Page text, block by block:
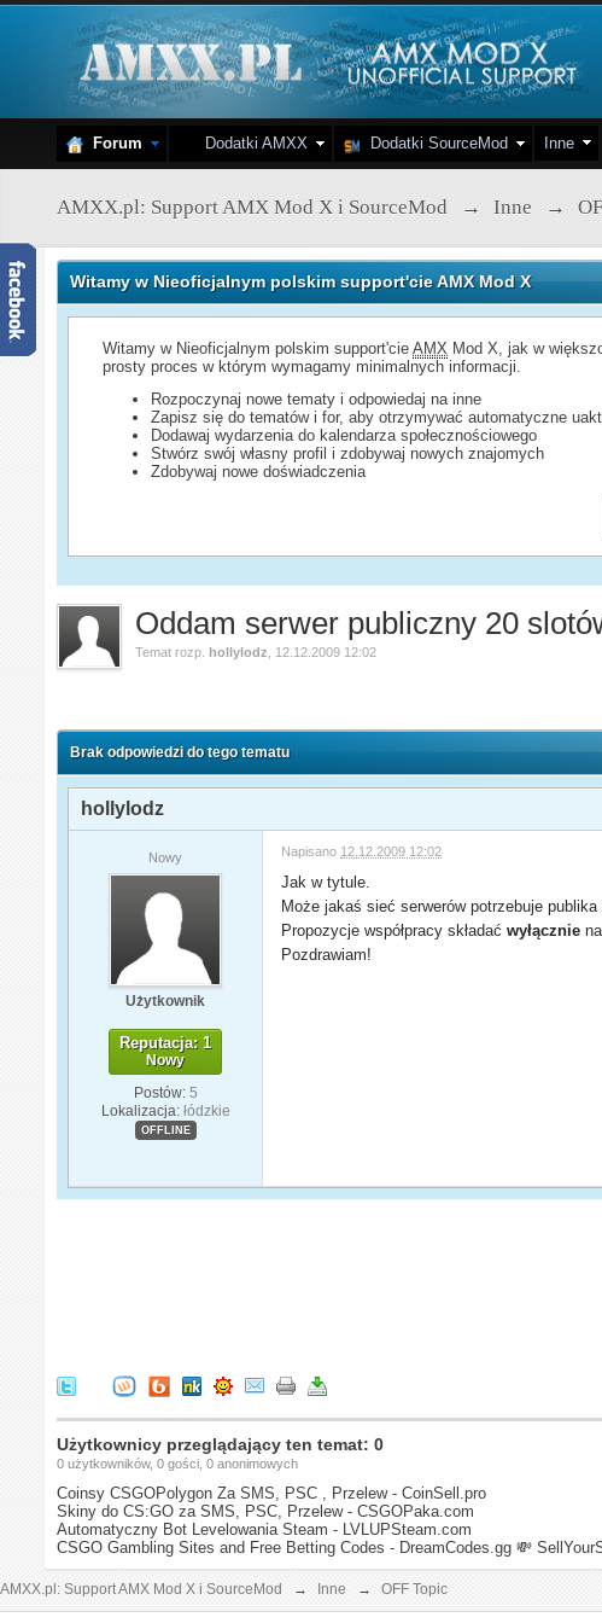
Forum Dodatki AMXX Dodatki SourceMod Inne
AMXX.pl: Support AMX Mod X i SourceMod → Inne →
Witamy w Nieoficjalnym polskim support'cie AMX Mod X
Witamy w Nieoficjalnym polskim support'cieAMX Mod X, jak w
prosty proces w którym wymagamy minimalnych informacji.
Rozpoczynaj nowe tematy i odpowiedaj na inne
Zapisz się do tematów i for, aby otrzymywać automatyczne
Dodawaj wydarzenia do kalendarza społecznościowego
Stwórz swój własny profil i zdobywaj nowych znajomych
Zdobywaj nowe doświadczenia
Oddam serwer publiczny 20
Temat rozp. hollylodz 12.12.2009 12:02
Brak odpowiedzi do tego tematu
hollylodz
Nowy
Użytkownik
Reputacja: 1
Nowy
Postów: 5
Lokalizacja: łódzkie
OFFLINE
Napisano 12.12.2009 12:02
Jak w tytule.
Może jakaś sieć serwerów potrzebuje
Propozycje współpracy składaćwyłącznie
Pozdrawiam!
Użytkownicy przeglądający ten temat: 0
0 użytkowników, 0 gości, 0 anonimowych
Coinsy CSGOPolygon Za SMS, PSC , Przelew - CoinSell.pro
Skiny do CS:GO za SMS, PSC, Przelew - CSGOPaka.com
Automatyczny Bot Levelowania Steam - LVLUPSteam.com
CSGO Gambling Sites and Free Betting Codes - DreamCodes.gg 💸
AMXX.pl: Support AMX Mod X i SourceMod → Inne → OFF Topic